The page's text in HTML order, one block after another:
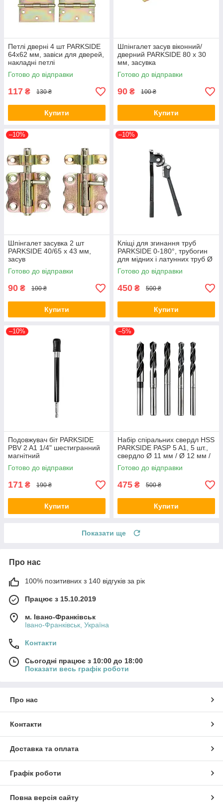
Петлі дверні 4 шт PARKSIDE
64х62 мм, завіси для дверей,
накладні петлі
Готово до відправки
117 ₴ 130 ₴
Купити
Шпінгалет засув віконний/
дверний PARKSIDE 80 х 30
мм, засувка
Готово до відправки
90 ₴ 100 ₴
Купити
–10%
Шпінгалет засувка 2 шт
PARKSIDE 40/65 х 43 мм,
засув
Готово до відправки
90 ₴ 100 ₴
Купити
–10%
Кліщі для згинання труб
PARKSIDE 0-180°, трубогин
для мідних і латунних труб Ø
6/8/10 мм
Готово до відправки
450 ₴ 500 ₴
Купити
–10%
Подовжувач біт PARKSIDE
PBV 2 A1 1/4" шестигранний
магнітний
Готово до відправки
171 ₴ 190 ₴
Купити
–5%
Набір спіральних свердл HSS
PARKSIDE PASP 5 A1, 5 шт.,
свердло Ø 11 мм / Ø 12 мм /
Ø 13 мм / Ø 14/ Ø 15 мм
Готово до відправки
475 ₴ 500 ₴
Купити
Показати ще
Про нас
100% позитивних з 140 відгуків за рік
Працює з 15.10.2019
м. Івано-Франківськ
Івано-Франківськ, Україна
Контакти
Сьогодні працює з 10:00 до 18:00
Показати весь графік роботи
Про нас
Контакти
Доставка та оплата
Графік роботи
Повна версія сайту